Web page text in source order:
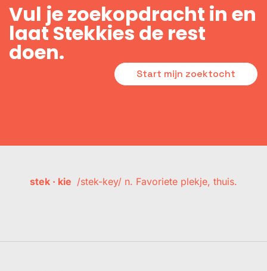
Vul je zoekopdracht in en
laat Stekkies de rest
doen.
Start mijn zoektocht
stek · kie /stek-key/ n. Favoriete plekje, thuis.